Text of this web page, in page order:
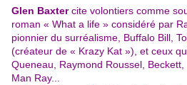
Glen Baxtercite volontiers comme
roman « What a life » considéré par
pionnier du surréalisme, Buffalo Bill,
(créateur de « Krazy Kat »), et ceux
Queneau, Raymond Roussel,
Man Ray...